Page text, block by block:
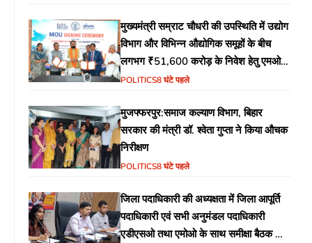
मुख्यमंत्री सम्राट चौधरी की उपस्थिति में उद्योग
विभाग और विभिन्न औद्योगिक समूहों के बीच
लगभग ₹51,600 करोड़ के निवेश हेतु एमओयू
(MoU) पर हस्ताक्षर
POLITICS8 घंटे पहले
मुजफ्फरपुर:समाज कल्याण विभाग, बिहार
सरकार की मंत्री डॉ. श्वेता गुप्ता ने किया औचक
निरीक्षण
POLITICS8 घंटे पहले
जिला पदाधिकारी की अध्यक्षता में जिला आपूर्ति
पदाधिकारी एवं सभी अनुमंडल पदाधिकारी
एडीएसओ तथा एमोओ के साथ समीक्षा बैठक का